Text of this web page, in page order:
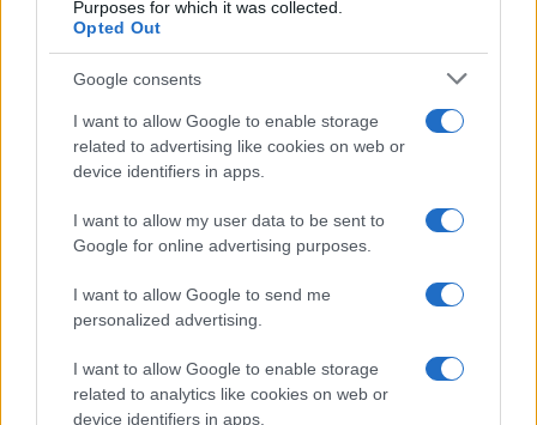
Purposes for which it was collected.
Opted Out
Google consents
I want to allow Google to enable storage
related to advertising like cookies on web or
device identifiers in apps.
I want to allow my user data to be sent to
Google for online advertising purposes.
I want to allow Google to send me
personalized advertising.
I want to allow Google to enable storage
related to analytics like cookies on web or
device identifiers in apps.
melyet a látogatók ki is próbálhatnak. A másik kiállító
Andreas Fogarasi lesz, akinek a magyar kultúrházakkal
Kultur und Freizet
majd egy box. Az újabbkori magyar szerepelések sorában
ez volt a legsikeresebb év, ekkor nyerte el a magyar pavilon
Sajnos magát a díjat nem tudjuk kiállítani, mert 2011 körül a
Műcsarnokban nyoma veszett.
Az utolsó két hétben Várnai Gyula
mutatjuk be. Ez egy fiktív interjú, melyben a művész a
jelenből tesz fel kérdéseket a futurológia hetvenes évekbeli